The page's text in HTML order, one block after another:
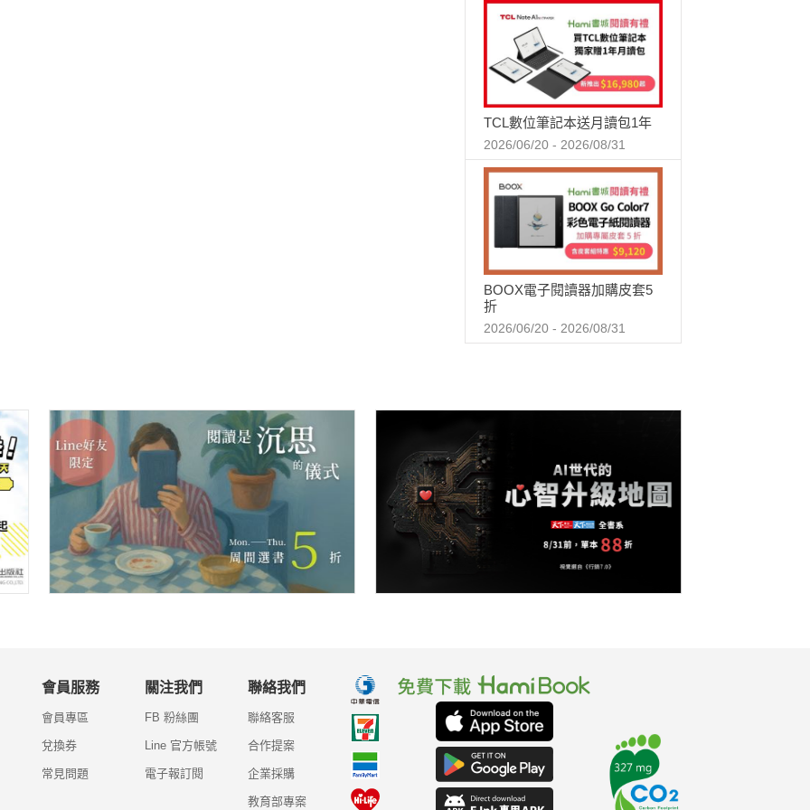
TCL數位筆記本送月讀包1年
2026/06/20 - 2026/08/31
BOOX電子閱讀器加購皮套5
折
2026/06/20 - 2026/08/31
會員服務
會員專區
兌換券
常見問題
關注我們
FB 粉絲團
Line 官方帳號
電子報訂閱
聯絡我們
聯絡客服
合作提案
企業採購
教育部專案